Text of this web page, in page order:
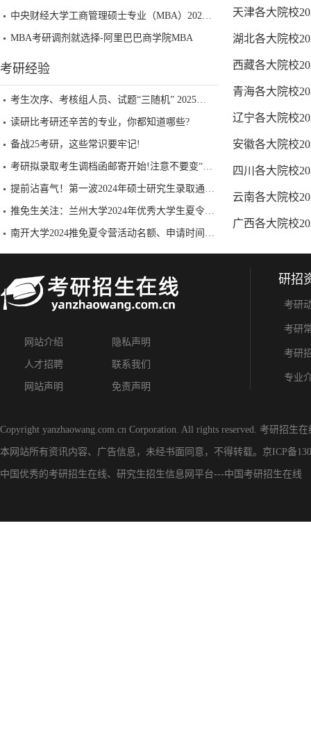
中央财经大学工商管理硕士专业（MBA）2025年调剂批考生复试安排及录取原则
MBA考研调剂就选择-阿里巴巴商学院MBA
考研经验
考生次序、考核组人员、试题“三随机” 2025考研复试还有哪些新特点？
读研比考研还辛苦的专业，你都知道哪些?
备战25考研，这些常识要牢记!
考研拟录取考生调档函邮寄开始!注意不要变“死档”!!
提前沾喜气！第一波2024年硕士研究生录取通知书已到手！
推免生关注：兰州大学2024年优秀大学生夏令营招生公告重磅发布！
南开大学2024推免夏令营活动名额、申请时间一览表已公布
天津各大院校
湖北各大院校
西藏各大院校
青海各大院校
辽宁各大院校
安徽各大院校
四川各大院校
云南各大院校
广西各大院校
网站介绍 隐私声明
人才招聘 联系我们
网站声明 免责声明
研招
考研
考研
考研
专业
Copyright yanzhaowang.com.cn Corporation. All rights reserved. 考研招生在
本网站所有资讯内容、广告信息，未经书面同意，不得转载。 京ICP备
中国优秀的考研招生在线、 研究生招生信息网 平台---中国考研招生在线